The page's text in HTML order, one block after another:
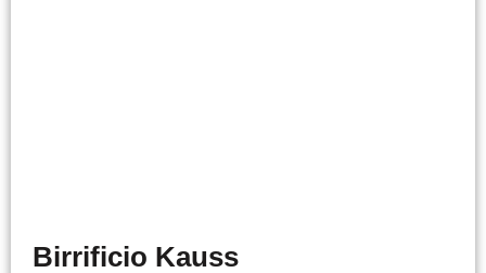
Birrificio Kauss